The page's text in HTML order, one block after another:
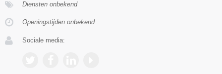
Diensten onbekend
Openingstijden onbekend
Sociale media: